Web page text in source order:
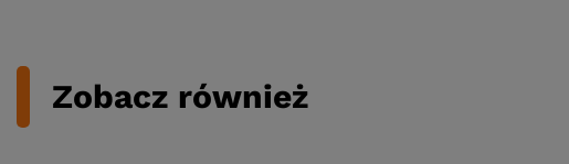
Zobacz również